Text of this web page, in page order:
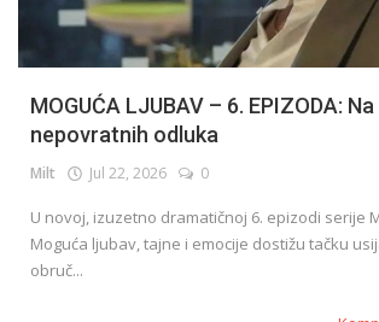
MOGUĆA LJUBAV – 6. EPIZODA:
nepovratnih odluka
Milt Jul 22, 2026 0
U novoj, izuzetno dramatičnoj 6. epizodi serije
Moguća ljubav, tajne i emocije dostižu tačku
obruč...